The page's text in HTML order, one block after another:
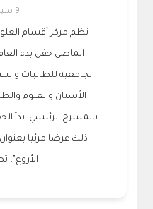
9 سبتمبر 2014
نظم مركز أقسام
الماضي حفل بدء
الجامعية للطالبات
الأسنان والعلوم
بالمسرح الرئيسي. بدأ
ذلك عرضا مرئيا